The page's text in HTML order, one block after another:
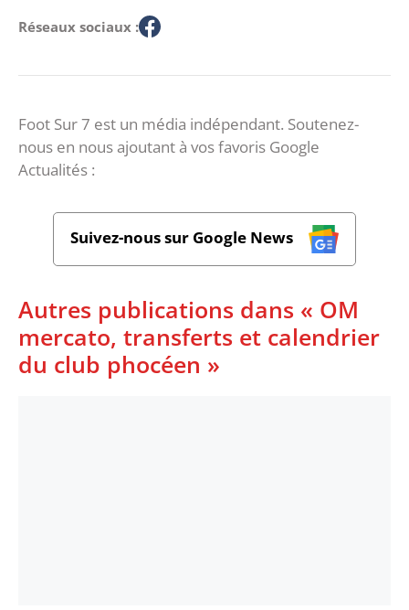
Réseaux sociaux :
Foot Sur 7 est un média indépendant. Soutenez-
nous en nous ajoutant à vos favoris Google
Actualités :
Suivez-nous sur Google News
Autres publications dans « OM
mercato, transferts et calendrier
du club phocéen »